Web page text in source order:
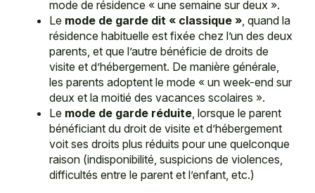
mode de résidence « une semaine sur deux ».
Le mode de garde dit « classique », quand la
résidence habituelle est fixée chez l’un des deux
parents, et que l’autre bénéficie de droits de
visite et d’hébergement. De manière générale,
les parents adoptent le mode « un week-end sur
deux et la moitié des vacances scolaires ».
Le mode de garde réduite, lorsque le parent
bénéficiant du droit de visite et d’hébergement
voit ses droits plus réduits pour une quelconque
raison (indisponibilité, suspicions de violences,
difficultés entre le parent et l’enfant, etc.)